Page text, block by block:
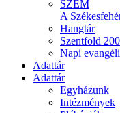
SZEM
A
Hangtár
Szentföld
Napi
Adattár
Adattár
Egyházunk
Intézmények